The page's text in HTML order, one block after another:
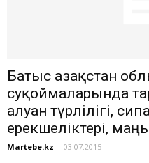
Батыс Қазақстан
суқоймаларында
алуан түрлілігі,
ерекшеліктері,
Martebe.kz - 03.07.2015